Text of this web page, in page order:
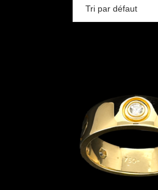
Tri par défaut